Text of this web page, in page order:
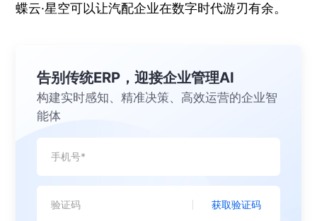
蝶云·星空可以让汽配企业在数字时代游刃有余。
告别传统ERP，迎接企业管理AI
构建实时感知、精准决策、高效运营的企业智
能体
获取验证码